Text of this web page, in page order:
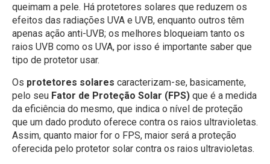
queimam a pele. Há protetores solares que reduzem os
efeitos das radiações UVA e UVB, enquanto outros têm
apenas ação anti-UVB; os melhores bloqueiam tanto os
raios UVB como os UVA, por isso é importante saber que
tipo de protetor usar.
Os protetores solares caracterizam-se, basicamente,
pelo seu Fator de Proteção Solar (FPS) que é a medida
da eficiência do mesmo, que indica o nível de proteção
que um dado produto oferece contra os raios ultravioletas.
Assim, quanto maior for o FPS, maior será a proteção
oferecida pelo protetor solar contra os raios ultravioletas.